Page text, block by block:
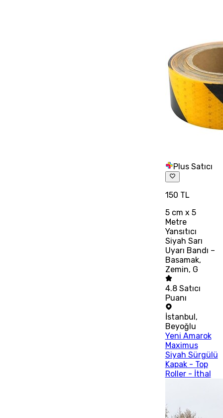
Plus Satıcı
150 TL
5 cm x 5
Metre
Yansıtıcı
Siyah Sarı
Uyarı Bandı –
Basamak,
Zemin, G
4.8 Satıcı
Puanı
İstanbul,
Beyoğlu
Yeni Amarok
Maximus
Siyah Sürgülü
Kapak - Top
Roller - İthal